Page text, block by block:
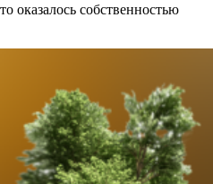
оказалось собственностью